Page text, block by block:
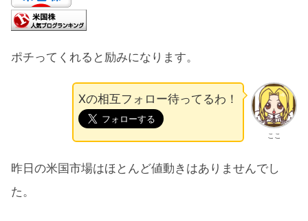
ポチってくれると励みになります。
ここ
Xの相互フォロー待ってるわ！
昨日の米国市場はほとんど値動きはありませんでし
た。